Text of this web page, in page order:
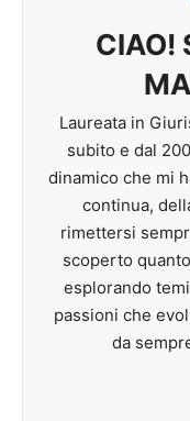
CIAO!
Laureata in
subito e dal
dinamico che mi
continua,
rimettersi
scoperto
esplorando
passioni che
da